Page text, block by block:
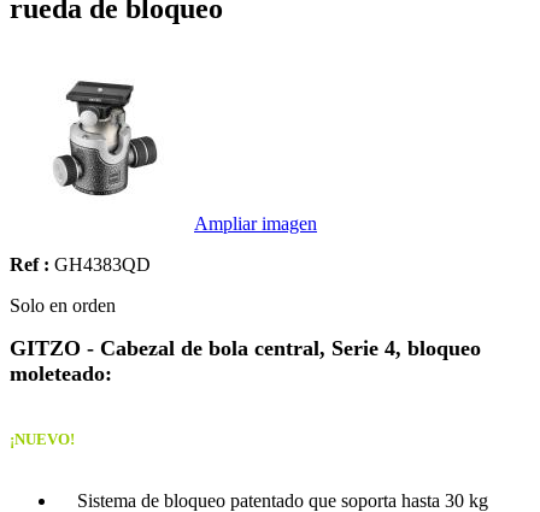
rueda de bloqueo
Ampliar imagen
Ref : GH4383QD
Solo en orden
GITZO - Cabezal de bola central, Serie 4, bloqueo
moleteado:
¡NUEVO!
Sistema de bloqueo patentado que soporta hasta 30 kg